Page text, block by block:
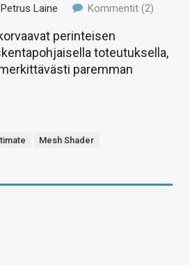
Petrus Laine Kommentit (2)
perinteisen
toteutuksella,
paremman
Mesh Shader